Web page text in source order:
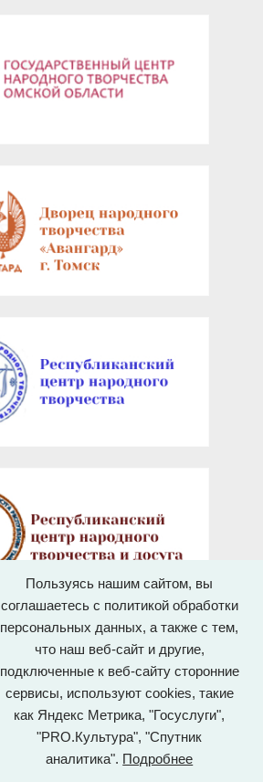
Пользуясь нашим сайтом, вы
соглашаетесь с политикой обработки
персональных данных, а также с тем,
что наш веб-сайт и другие,
подключенные к веб-сайту сторонние
сервисы, используют cookies, такие
как Яндекс Метрика, "Госуслуги",
"PRO.Культура", "Спутник
аналитика". Подробнее